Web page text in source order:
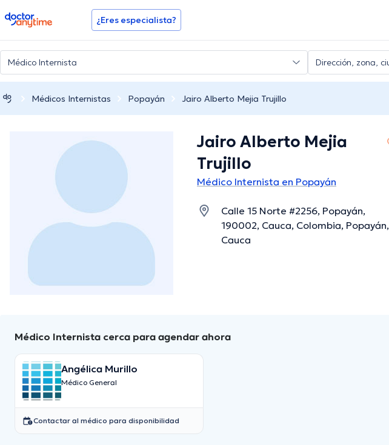
doctoranytime ¿Eres especialista?
Médicos Internistas Popayán Jairo Alberto Mejia Trujillo
Jairo Alberto Mejia
Trujillo
Médico Internista en Popayán
Calle 15 Norte #2256, Popayán,
190002, Cauca, Colombia, Popayán,
Cauca
Médico Internista cerca para agendar ahora
Angélica Murillo
Médico General
Contactar al médico para disponibilidad